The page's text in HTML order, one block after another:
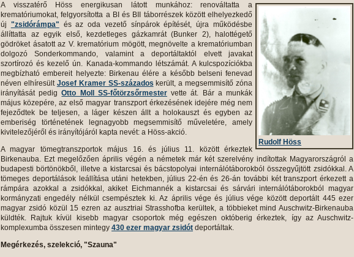
A visszatérő Höss
Rudolf Höss
energikusan látott munkához: renováltatta a
krematóriumokat, felgyorsította a BI és BII táborrészek között elhelyezkedő
új "zsidórámpa" és az oda vezető sínpárok építését, újra működésbe
állíttatta az egyik első, kezdetleges gázkamrát (Bunker 2), halottégető
gödröket ásatott az V. krematórium mögött, megnövelte a krematóriumban
dolgozó Sonderkommando, valamint a deportáltaktól elvett javakat
szortírozó és kezelő ún. Kanada-kommando létszámát. A kulcspozíciókba
megbízható embereit helyezte: Birkenau élére a később belseni fenevad
néven elhíresült Josef Kramer SS-százados került, a megsemmisítő zóna
irányítását pedigOtto Moll SS-főtörzsőrmestervette át. Bár a munkák
május közepére, az első magyar transzport érkezésének idejére még nem
fejeződtek be teljesen, a láger készen állt a holokauszt és egyben az
emberiség történetének legnagyobb megsemmisítő műveletére, amely
kivitelezőjéről és irányítójáról kapta nevét: a Höss-akció.
A magyar tömegtranszportok május 16. és július 11. között érkeztek
Birkenauba. Ezt megelőzően április végén a németek már két szerelvény indítottak Magyarországról a
budapesti börtönökből, illetve a kistarcsai és bácstopolyai internálótáborokból összegyűjtött zsidókkal. A
tömeges deportálások leállítása utáni hetekben, július 22-én és 26-án további két transzport érkezett a
rámpára azokkal a zsidókkal, akiket Eichmannék a kistarcsai és sárvári internálótáborokból magyar
kormányzati engedély nélkül csempésztek ki. Az április vége és július vége között deportált 445 ezer
magyar zsidó közül 15 ezren az ausztriai Strasshofba kerültek, a többieket mind Auschwitz-Birkenauba
küldték. Rajtuk kívül kisebb magyar csoportok még egészen októberig érkeztek, így az Auschwitz-
komplexumba összesen mintegy 430 ezer magyar zsidót deportáltak.
Megérkezés, szelekció, "Szauna"